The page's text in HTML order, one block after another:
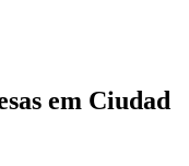
em Ciudad